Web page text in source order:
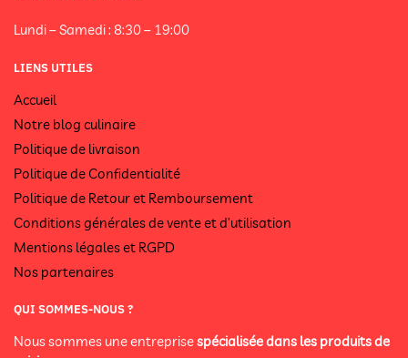
Lundi – Samedi : 8:30 – 19:00
LIENS UTILES
Accueil
Notre blog culinaire
Politique de livraison
Politique de Confidentialité
Politique de Retour et Remboursement
Conditions générales de vente et d’utilisation
Mentions légales et RGPD
Nos partenaires
QUI SOMMES-NOUS ?
Nous sommes une entreprisespécialisée dans les produits de